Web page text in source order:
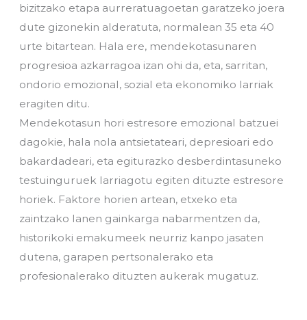
bizitzako etapa aurreratuagoetan garatzeko joera
dute gizonekin alderatuta, normalean 35 eta 40
urte bitartean. Hala ere, mendekotasunaren
progresioa azkarragoa izan ohi da, eta, sarritan,
ondorio emozional, sozial eta ekonomiko larriak
eragiten ditu.
Mendekotasun hori estresore emozional batzuei
dagokie, hala nola antsietateari, depresioari edo
bakardadeari, eta egiturazko desberdintasuneko
testuinguruek larriagotu egiten dituzte estresore
horiek. Faktore horien artean, etxeko eta
zaintzako lanen gainkarga nabarmentzen da,
historikoki emakumeek neurriz kanpo jasaten
dutena, garapen pertsonalerako eta
profesionalerako dituzten aukerak mugatuz.